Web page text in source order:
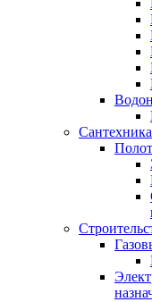
Сантехника